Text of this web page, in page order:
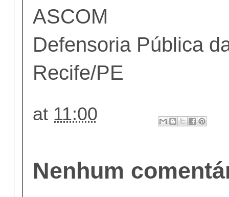
ASCOM
Defensoria Pública
Recife/PE
at 11:00
Nenhum